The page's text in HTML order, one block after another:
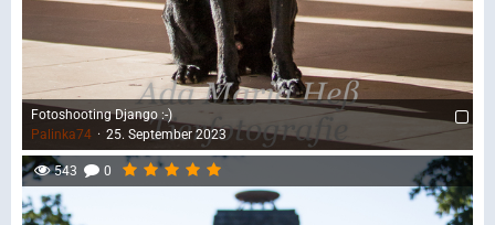
Fotoshooting Django :-)
Palinka74
25. September 2023
543 0